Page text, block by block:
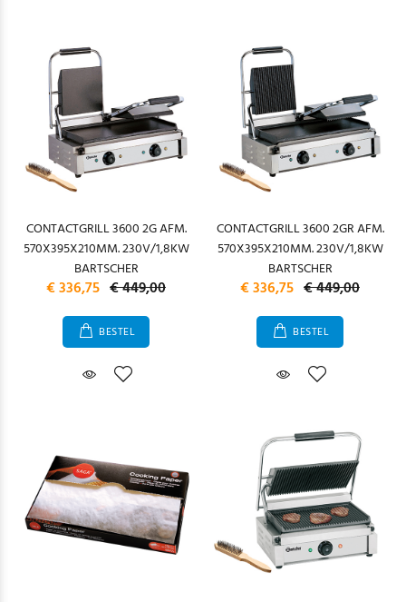
CONTACTGRILL 3600 2G AFM.
570X395X210MM. 230V/1,8KW
BARTSCHER
€ 336,75 € 449,00
BESTEL
CONTACTGRILL 3600 2GR AFM.
570X395X210MM. 230V/1,8KW
BARTSCHER
€ 336,75 € 449,00
BESTEL